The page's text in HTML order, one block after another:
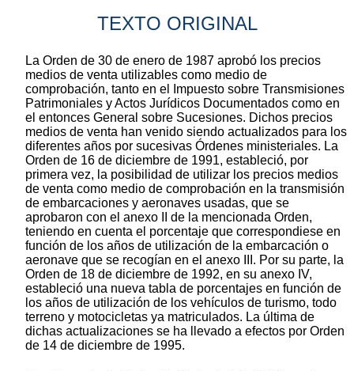
TEXTO ORIGINAL
La Orden de 30 de enero de 1987 aprobó los precios
medios de venta utilizables como medio de
comprobación, tanto en el Impuesto sobre Transmisiones
Patrimoniales y Actos Jurídicos Documentados como en
el entonces General sobre Sucesiones. Dichos precios
medios de venta han venido siendo actualizados para los
diferentes años por sucesivas Órdenes ministeriales. La
Orden de 16 de diciembre de 1991, estableció, por
primera vez, la posibilidad de utilizar los precios medios
de venta como medio de comprobación en la transmisión
de embarcaciones y aeronaves usadas, que se
aprobaron con el anexo II de la mencionada Orden,
teniendo en cuenta el porcentaje que correspondiese en
función de los años de utilización de la embarcación o
aeronave que se recogían en el anexo III. Por su parte, la
Orden de 18 de diciembre de 1992, en su anexo IV,
estableció una nueva tabla de porcentajes en función de
los años de utilización de los vehículos de turismo, todo
terreno y motocicletas ya matriculados. La última de
dichas actualizaciones se ha llevado a efectos por Orden
de 14 de diciembre de 1995.